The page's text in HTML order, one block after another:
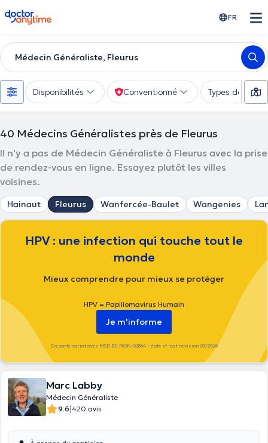
doctoranytime FR
Médecin Généraliste, Fleurus
Disponibilités Conventionné Types de
40 Médecins Généralistes près de Fleurus
Il n'y a pas de Médecin Généraliste à Fleurus avec la prise
de rendez-vous en ligne. Essayez plutôt les villes
voisines.
Hainaut Fleurus Wanfercée-Baulet Wangenies
HPV : une infection qui touche tout le
monde
Mieux comprendre pour mieux se protéger
HPV = Papillomavirus Humain
Je m'informe
En partenariat avec MSD BE-NON-02864 – date of last revision 05/2026
Marc Labby
Médecin Généraliste
9.6|420 avis